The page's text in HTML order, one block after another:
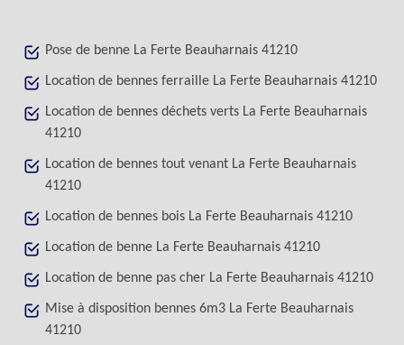
Pose de benne La Ferte Beauharnais 41210
Location de bennes ferraille La Ferte Beauharnais 41210
Location de bennes déchets verts La Ferte Beauharnais
41210
Location de bennes tout venant La Ferte Beauharnais
41210
Location de bennes bois La Ferte Beauharnais 41210
Location de benne La Ferte Beauharnais 41210
Location de benne pas cher La Ferte Beauharnais 41210
Mise à disposition bennes 6m3 La Ferte Beauharnais
41210